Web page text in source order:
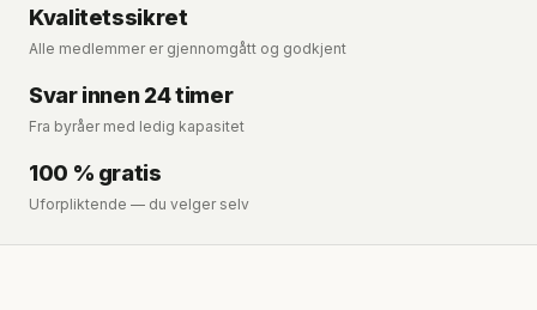
Kvalitetssikret
Alle medlemmer er gjennomgått og godkjent
Svar innen 24 timer
Fra byråer med ledig kapasitet
100 % gratis
Uforpliktende — du velger selv